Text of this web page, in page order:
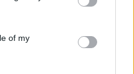
of my
*